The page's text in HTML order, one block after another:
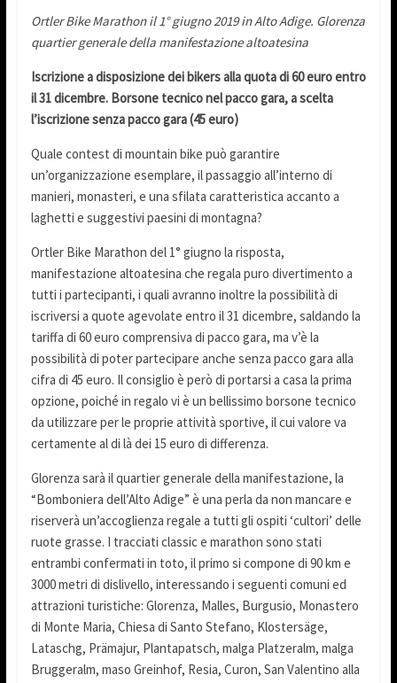
Ortler Bike Marathon il 1° giugno 2019 in Alto Adige. Glorenza
quartier generale della manifestazione altoatesina
Iscrizione a disposizione dei bikers alla quota di 60 euro entro
il 31 dicembre. Borsone tecnico nel pacco gara, a scelta
l’iscrizione senza pacco gara (45 euro)
Quale contest di mountain bike può garantire
un’organizzazione esemplare, il passaggio all’interno di
manieri, monasteri, e una sfilata caratteristica accanto a
laghetti e suggestivi paesini di montagna?
Ortler Bike Marathon del 1° giugno la risposta,
manifestazione altoatesina che regala puro divertimento a
tutti i partecipanti, i quali avranno inoltre la possibilità di
iscriversi a quote agevolate entro il 31 dicembre, saldando la
tariffa di 60 euro comprensiva di pacco gara, ma v’è la
possibilità di poter partecipare anche senza pacco gara alla
cifra di 45 euro. Il consiglio è però di portarsi a casa la prima
opzione, poiché in regalo vi è un bellissimo borsone tecnico
da utilizzare per le proprie attività sportive, il cui valore va
certamente al di là dei 15 euro di differenza.
Glorenza sarà il quartier generale della manifestazione, la
“Bomboniera dell’Alto Adige” è una perla da non mancare e
riserverà un’accoglienza regale a tutti gli ospiti ‘cultori’ delle
ruote grasse. I tracciati classic e marathon sono stati
entrambi confermati in toto, il primo si compone di 90 km e
3000 metri di dislivello, interessando i seguenti comuni ed
attrazioni turistiche: Glorenza, Malles, Burgusio, Monastero
di Monte Maria, Chiesa di Santo Stefano, Klostersäge,
Lataschg, Prämajur, Plantapatsch, malga Platzeralm, malga
Bruggeralm, maso Greinhof, Resia, Curon, San Valentino alla